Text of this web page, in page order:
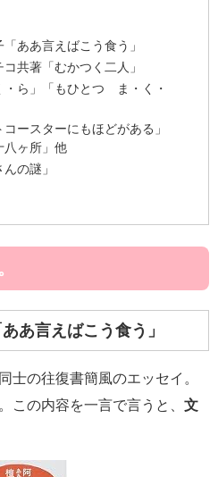
ああ言えばこう食う」
共著「むかつく二人」
・ら」「もひとつ ま・く・
ースターにもほどがある」
八ヶ所」他
の謎」
あ言えばこう食う」
士の往復書簡風のエッセイ。
この内容を一言で言うと、 文